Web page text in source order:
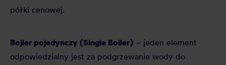
półki cenowej.
Bojler pojedynczy (Single Boiler) – jeden element
odpowiedzialny jest za podgrzewanie wody do